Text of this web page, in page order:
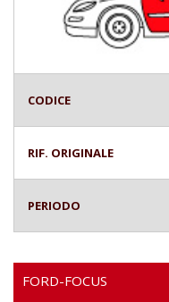
CODICE
RIF. ORIGINALE
PERIODO
FORD-FOCUS